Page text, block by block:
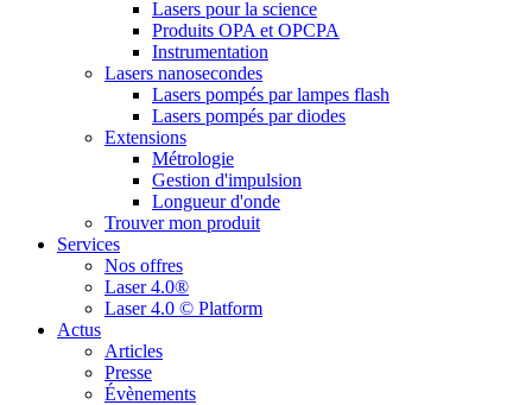
Lasers pour la science
Produits OPA et OPCPA
Instrumentation
Lasers nanosecondes
Lasers pompés par lampes flash
Lasers pompés par diodes
Extensions
Métrologie
Gestion d'impulsion
Longueur d'onde
Trouver mon produit
Services
Nos offres
Laser 4.0®
Laser 4.0 © Platform
Actus
Articles
Presse
Évènements